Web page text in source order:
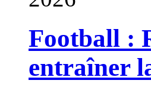
Football :
entraîner